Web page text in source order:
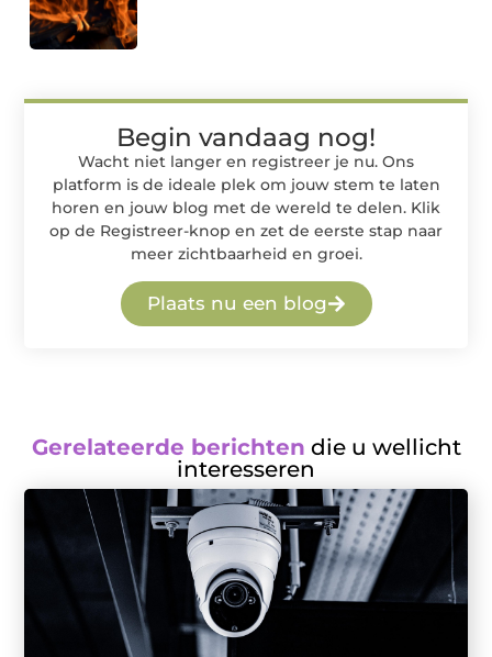
Begin vandaag nog!
Wacht niet langer en registreer je nu. Ons
platform is de ideale plek om jouw stem te laten
horen en jouw blog met de wereld te delen. Klik
op de Registreer-knop en zet de eerste stap naar
meer zichtbaarheid en groei.
Plaats nu een blog
Gerelateerde berichten die u wellicht
interesseren